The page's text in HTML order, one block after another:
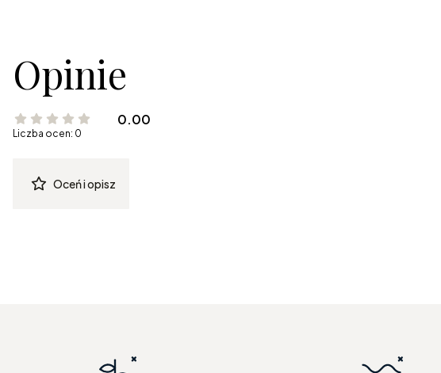
Opinie
0.00
Liczba ocen: 0
Oceń i opisz